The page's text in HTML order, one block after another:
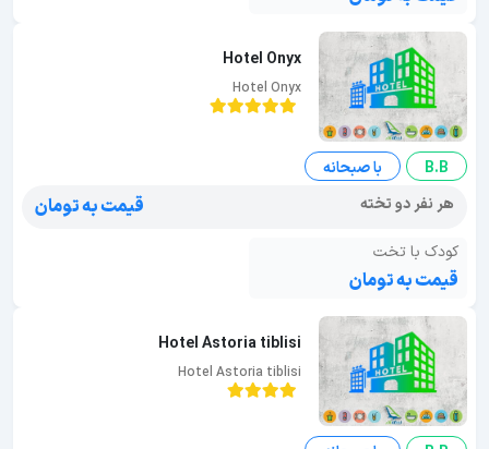
Hotel Onyx
Hotel Onyx
B.B
با صبحانه
هر نفر دو تخته
قیمت به تومان
کودک با تخت
قیمت به تومان
Hotel Astoria tiblisi
Hotel Astoria tiblisi